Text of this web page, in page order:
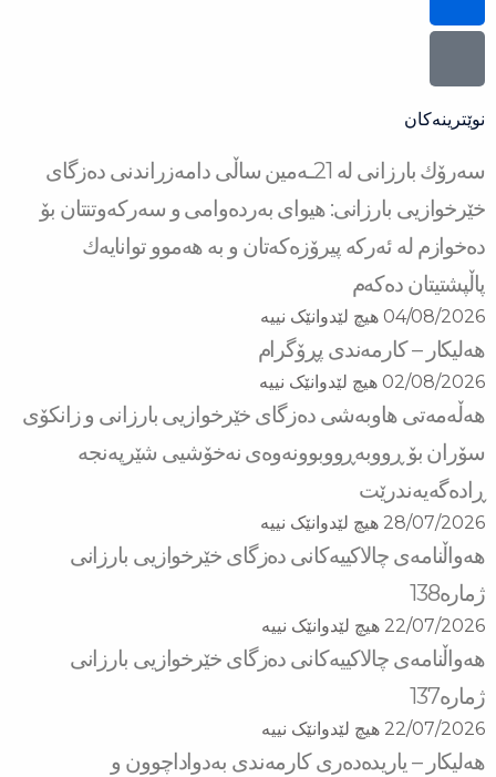
نوێترینەکان
سه‌رۆك بارزانی له‌ 21ـه‌مین ساڵی دامەزراندنی دەزگای
خێرخوازیی بارزانی: هیوای بەردەوامی و سەركەوتنتان بۆ
دەخوازم لە ئەركە پیرۆزەكەتان و بە هەموو توانایەك
پاڵپشتیتان دەكەم
04/08/2026 هیچ لێدوانێک نییە
هەلیکار – کارمەندی پڕۆگرام
02/08/2026 هیچ لێدوانێک نییە
هه‌ڵه‌مه‌تی هاو‌به‌شی ده‌زگای خێرخوازیی بارزانی و زانكۆی
سۆران بۆ ڕووبه‌ڕووبوونه‌وه‌ی نه‌خۆشیی شێرپه‌نجه‌
ڕاده‌گه‌یه‌ندرێت
28/07/2026 هیچ لێدوانێک نییە
هەواڵنامەی چالاکییەکانی دەزگای خێرخوازیی بارزانی
ژمارە138
22/07/2026 هیچ لێدوانێک نییە
هەواڵنامەی چالاکییەکانی دەزگای خێرخوازیی بارزانی
ژمارە137
22/07/2026 هیچ لێدوانێک نییە
هەلیکار – یاریدەدەری کارمەندی بەدواداچوون و